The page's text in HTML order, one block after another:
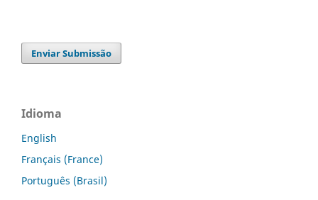
Enviar Submissão
Idioma
English
Français (France)
Português (Brasil)